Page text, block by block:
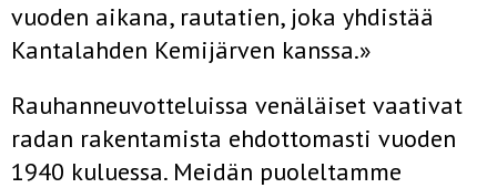
vuoden aikana, rautatien, joka yhdistää
Kantalahden Kemijärven kanssa.»
Rauhanneuvotteluissa venäläiset vaativat
radan rakentamista ehdot­tomasti vuoden
1940 kuluessa. Meidän puoleltamme